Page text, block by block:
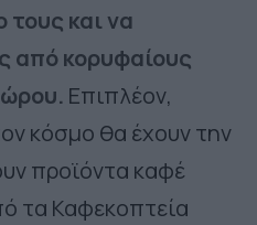
τους και να
από κορυφαίους
Επιπλέον,
κόσμο θα έχουν την
προϊόντα καφέ
τα Καφεκοπτεία